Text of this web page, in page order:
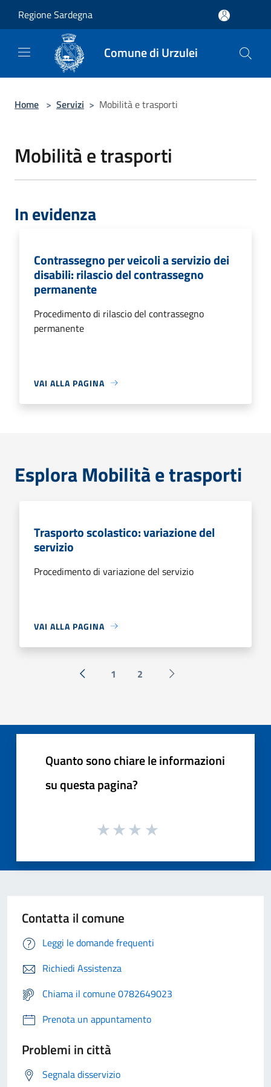
Regione Sardegna
Comune di Urzulei
Home > Servizi > Mobilità e trasporti
Mobilità e trasporti
In evidenza
Contrassegno per veicoli a servizio dei
disabili: rilascio del contrassegno
permanente
Procedimento di rilascio del contrassegno
permanente
VAI ALLA PAGINA
Esplora Mobilità e trasporti
Trasporto scolastico: variazione del
servizio
Procedimento di variazione del servizio
VAI ALLA PAGINA
« Precedente
1 2 Successiva »
Quanto sono chiare le informazioni
su questa pagina?
Contatta il comune
Leggi le domande frequenti
Richiedi Assistenza
Chiama il comune 0782649023
Prenota un appuntamento
Problemi in città
Segnala disservizio